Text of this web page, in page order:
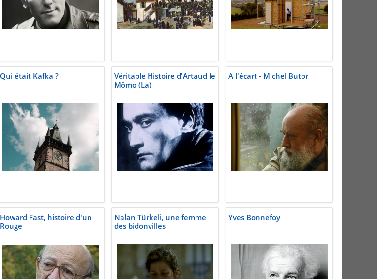
Qui était Kafka ?
Véritable Histoire d'Artaud le
Mômo (La)
A l'écart - Michel Butor
Howard Fast, histoire d'un
Rouge
Nalan Türkeli, une femme
des bidonvilles
Yves Bonnefoy